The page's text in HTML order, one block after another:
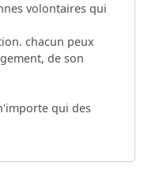
volontaires qui
chacun peux
de son
qui des